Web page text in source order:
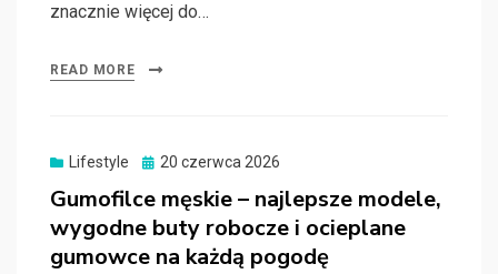
znacznie więcej do…
READ MORE
Lifestyle
Posted
20 czerwca 2026
Gumofilce męskie – najlepsze modele,
wygodne buty robocze i ocieplane
gumowce na każdą pogodę